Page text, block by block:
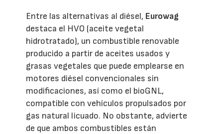
Entre las alternativas al diésel, Eurowag
destaca el HVO (aceite vegetal
hidrotratado), un combustible renovable
producido a partir de aceites usados y
grasas vegetales que puede emplearse en
motores diésel convencionales sin
modificaciones, así como el bioGNL,
compatible con vehículos propulsados por
gas natural licuado. No obstante, advierte
de que ambos combustibles están